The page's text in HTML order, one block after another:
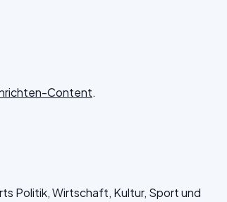
Content.
Politik, Wirtschaft, Kultur, Sport und